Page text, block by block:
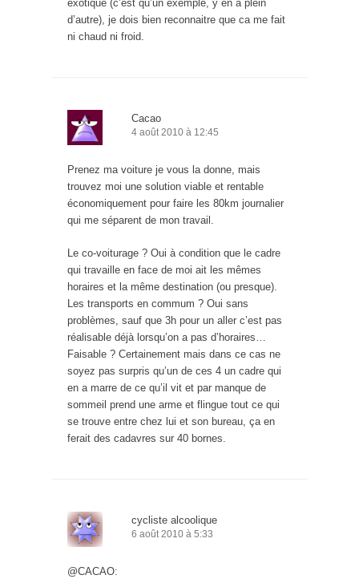
exotique (c’est qu’un exemple, y en a plein
d’autre), je dois bien reconnaitre que ca me fait
ni chaud ni froid.
Cacao
4 août 2010 à 12:45
Prenez ma voiture je vous la donne, mais
trouvez moi une solution viable et rentable
économiquement pour faire les 80km journalier
qui me séparent de mon travail.
Le co-voiturage ? Oui à condition que le cadre
qui travaille en face de moi ait les mêmes
horaires et la même destination (ou presque).
Les transports en commum ? Oui sans
problèmes, sauf que 3h pour un aller c’est pas
réalisable déjà lorsqu’on a pas d’horaires…
Faisable ? Certainement mais dans ce cas ne
soyez pas surpris qu’un de ces 4 un cadre qui
en a marre de ce qu’il vit et par manque de
sommeil prend une arme et flingue tout ce qui
se trouve entre chez lui et son bureau, ça en
ferait des cadavres sur 40 bornes.
cycliste alcoolique
6 août 2010 à 5:33
@CACAO: